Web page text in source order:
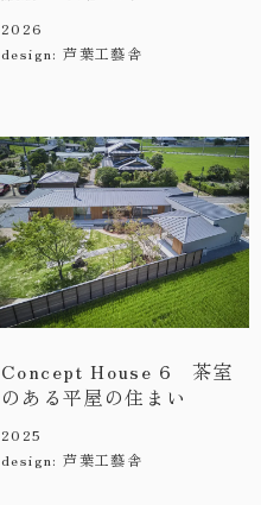
2026
design: 芦葉工藝舎
Concept House 6 茶室
のある平屋の住まい
2025
design: 芦葉工藝舎